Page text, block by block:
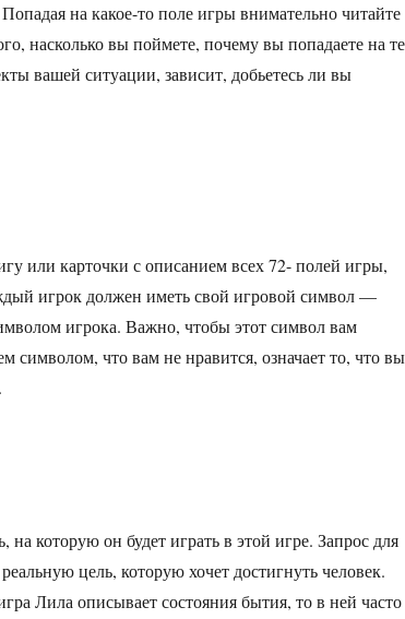
на какое-то поле игры внимательно читайте
насколько вы поймете, почему вы попадаете на те
вашей ситуации, зависит, добьетесь ли вы
или карточки с описанием всех 72- полей игры,
игрок должен иметь свой игровой символ —
игрока. Важно, чтобы этот символ вам
символом, что вам не нравится, означает то, что вы
которую он будет играть в этой игре. Запрос для
цель, которую хочет достигнуть человек.
Лила описывает состояния бытия, то в ней часто